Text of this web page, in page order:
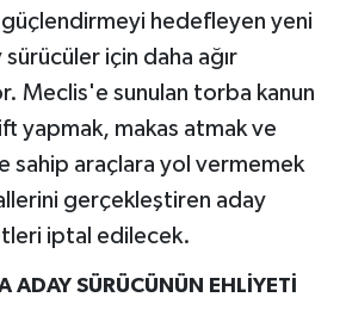
hedefleyen yeni
için daha ağır
Meclis'e sunulan torba kanun
yapmak, makas atmak ve
sahip araçlara yol vermemek
gerçekleştiren aday
iptal edilecek.
ADAY SÜRÜCÜNÜN EHLİYETİ